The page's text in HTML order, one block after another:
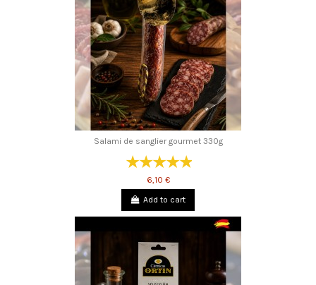
Salami de sanglier gourmet 330g
6,10 €
Add to cart